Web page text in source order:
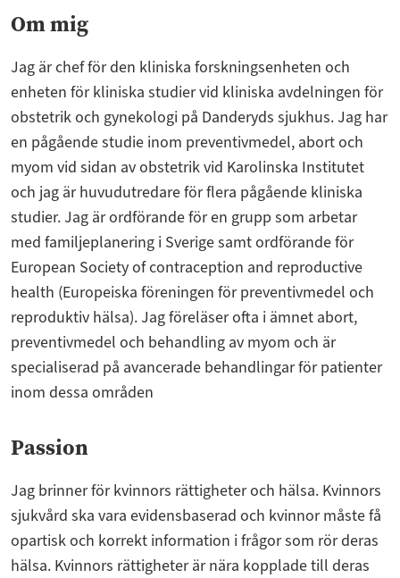
Om mig
Jag är chef för den kliniska forskningsenheten och
enheten för kliniska studier vid kliniska avdelningen för
obstetrik och gynekologi på Danderyds sjukhus. Jag har
en pågående studie inom preventivmedel, abort och
myom vid sidan av obstetrik vid Karolinska Institutet
och jag är huvudutredare för flera pågående kliniska
studier. Jag är ordförande för en grupp som arbetar
med familjeplanering i Sverige samt ordförande för
European Society of contraception and reproductive
health (Europeiska föreningen för preventivmedel och
reproduktiv hälsa). Jag föreläser ofta i ämnet abort,
preventivmedel och behandling av myom och är
specialiserad på avancerade behandlingar för patienter
inom dessa områden
Passion
Jag brinner för kvinnors rättigheter och hälsa. Kvinnors
sjukvård ska vara evidensbaserad och kvinnor måste få
opartisk och korrekt information i frågor som rör deras
hälsa. Kvinnors rättigheter är nära kopplade till deras